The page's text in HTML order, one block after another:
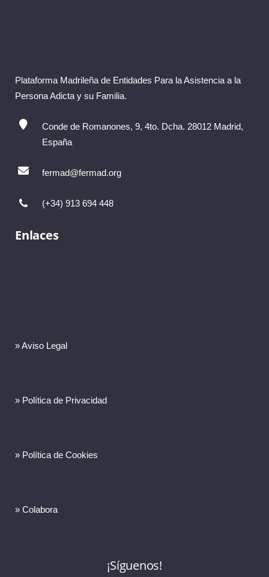
Plataforma Madrileña de Entidades Para la Asistencia a la
Persona Adicta y su Familia.
Conde de Romanones, 9, 4to. Dcha. 28012 Madrid,
España
fermad@fermad.org
(+34) 913 694 448
Enlaces
» Aviso Legal
» Política de Privacidad
» Política de Cookies
» Colabora
¡Síguenos!